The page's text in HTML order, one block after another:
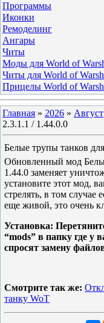
Программы
Иконки
Ремоделинг
Ангары
Читы
Моды для World of
Читы для World of
Прицелы World of
Главная » 2026 » Август
2.3.1.1 / 1.44.0.0
Белые трупы танков
Обновленный мод
1.44.0 заменяет
установите этот мод,
стрелять, в том случае
еще живой, это очень
Установка:
“mods” в папку где у
спросят замену
Смотрите так же:
танку WoT